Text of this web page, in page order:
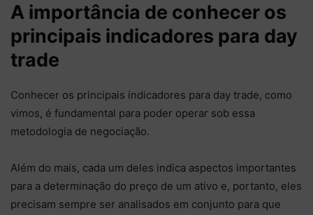
A importância de conhecer os
principais indicadores para day
trade
Conhecer os principais indicadores para day trade, como
vimos, é fundamental para poder operar sob essa
metodologia de negociação.
Além do mais, cada um deles indica aspectos importantes
para a determinação do preço de um ativo e, portanto, eles
precisam sempre ser analisados em conjunto para que